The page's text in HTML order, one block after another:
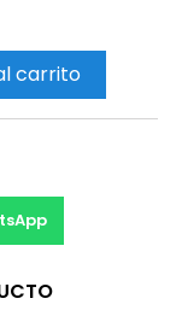
carrito